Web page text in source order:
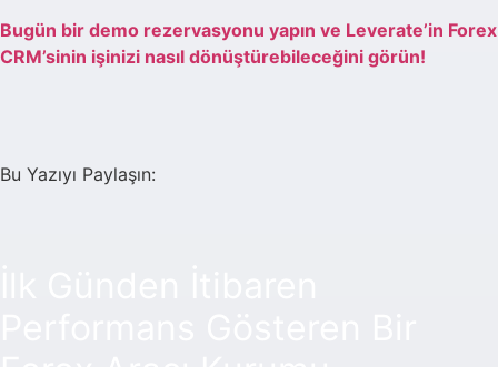
Bugün bir demo rezervasyonu yapın ve Leverate’in Forex
CRM’sinin işinizi nasıl dönüştürebileceğini görün!
Bu Yazıyı Paylaşın: